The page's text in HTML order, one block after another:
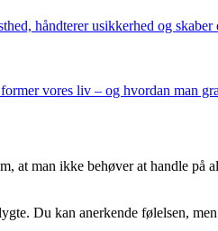
håndterer usikkerhed og skaber
vores liv – og hvordan man
at man ikke behøver at handle på
Du kan anerkende følelsen,